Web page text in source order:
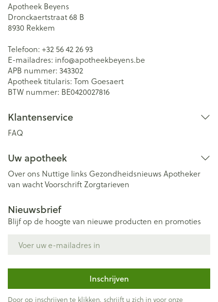
Apotheek Beyens
Dronckaertstraat 68 B
8930 Rekkem
Telefoon: +32 56 42 26 93
E-mailadres: info@apotheekbeyens.be
APB nummer: 343302
Apotheek titularis: Tom Goesaert
BTW nummer: BE0420027816
Klantenservice
FAQ
Uw apotheek
Over ons Nuttige links Gezondheidsnieuws Apotheker
van wachtVoorschriftZorgtarieven
Nieuwsbrief
Blijf op de hoogte van nieuwe producten en promoties
Inschrijven
Door op inschrijven te klikken, schrijft u zich in voor onze